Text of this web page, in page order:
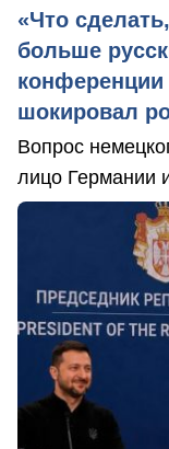
«Что
больше
конференции
шокировал
Вопрос
лицо Германии